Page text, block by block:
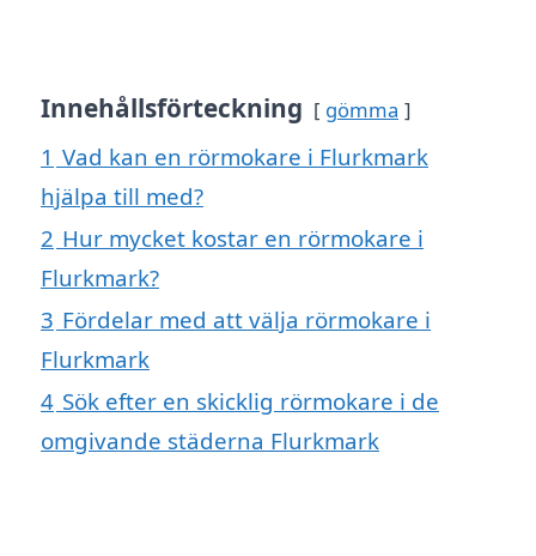
Innehållsförteckning gömma
1 Vad kan en rörmokare i Flurkmark
hjälpa till med?
2 Hur mycket kostar en rörmokare i
Flurkmark?
3 Fördelar med att välja rörmokare i
Flurkmark
4 Sök efter en skicklig rörmokare i de
omgivande städerna Flurkmark